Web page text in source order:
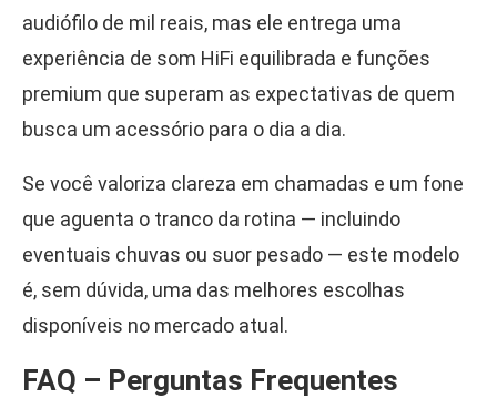
audiófilo de mil reais, mas ele entrega uma
experiência de som HiFi equilibrada e funções
premium que superam as expectativas de quem
busca um acessório para o dia a dia.
Se você valoriza clareza em chamadas e um fone
que aguenta o tranco da rotina — incluindo
eventuais chuvas ou suor pesado — este modelo
é, sem dúvida, uma das melhores escolhas
disponíveis no mercado atual.
FAQ – Perguntas Frequentes